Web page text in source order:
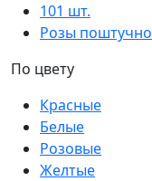
101 шт.
Розы поштучно
По цвету
Красные
Белые
Розовые
Желтые